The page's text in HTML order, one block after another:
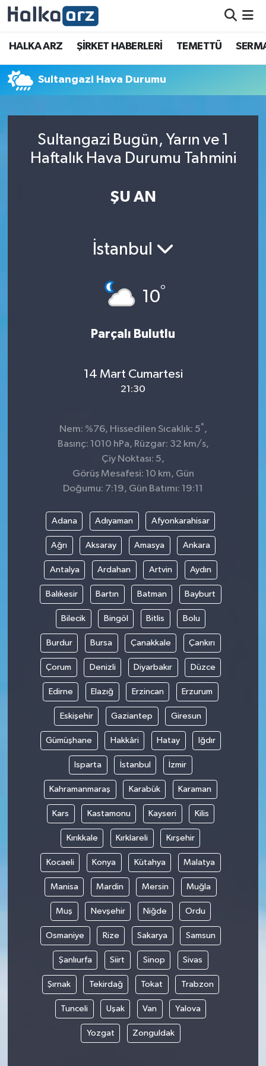
HALKA ARZ ŞİRKET HABERLERİ TEMETTÜ
Sultangazi Hava Durumu
Sultangazi Bugün, Yarın ve 1
Haftalık Hava Durumu Tahmini
ŞU AN
İstanbul
10°
Parçalı Bulutlu
14 Mart Cumartesi
21:30
Nem: %76, Hissedilen Sıcaklık: 5°,
Basınç: 1010 hPa, Rüzgar: 32 km/s,
Çiy Noktası: 5,
Görüş Mesafesi: 10 km, Gün
Doğumu: 7:19, Gün Batımı: 19:11
Adana Adıyaman Afyonkarahisar
Ağrı Aksaray Amasya Ankara
Antalya Ardahan Artvin Aydın
Balıkesir Bartın Batman Bayburt
Bilecik Bingöl Bitlis Bolu
Burdur Bursa Çanakkale Çankırı
Çorum Denizli Diyarbakır Düzce
Edirne Elazığ Erzincan Erzurum
Eskişehir Gaziantep Giresun
Gümüşhane Hakkâri Hatay Iğdır
Isparta İstanbul İzmir
Kahramanmaraş Karabük Karaman
Kars Kastamonu Kayseri Kilis
Kırıkkale Kırklareli Kırşehir
Kocaeli Konya Kütahya Malatya
Manisa Mardin Mersin Muğla
Muş Nevşehir Niğde Ordu
Osmaniye Rize Sakarya Samsun
Şanlıurfa Siirt Sinop Sivas
Şırnak Tekirdağ Tokat Trabzon
Tunceli Uşak Van Yalova
Yozgat Zonguldak
HALKA ARZ
SERMAYE ARTIRIMI
TEMETTÜ
İletişim